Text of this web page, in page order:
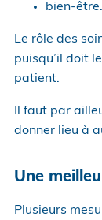
bien-être.
Le rôle des
puisqu’il doit
patient.
Il faut par
donner lieu à
Une
Plusieurs